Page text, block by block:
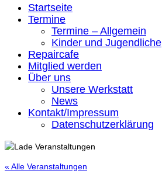
Startseite
Termine
Termine – Allgemein
Kinder und Jugendliche
Repaircafe
Mitglied werden
Über uns
Unsere Werkstatt
News
Kontakt/Impressum
Datenschutzerklärung
« Alle Veranstaltungen